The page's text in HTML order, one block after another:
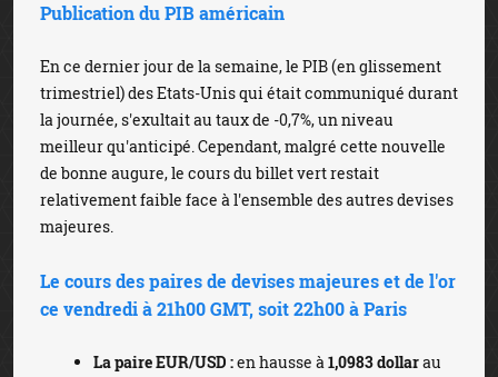
Publication du PIB américain
En ce dernier jour de la semaine, le PIB (en glissement
trimestriel) des Etats-Unis qui était communiqué durant
la journée, s'exultait au taux de -0,7%, un niveau
meilleur qu'anticipé. Cependant, malgré cette nouvelle
de bonne augure, le cours du billet vert restait
relativement faible face à l'ensemble des autres devises
majeures.
Le cours des paires de devises majeures et de l'or
ce vendredi à 21h00 GMT, soit 22h00 à Paris
La paire EUR/USD :en hausse à1,0983 dollarau